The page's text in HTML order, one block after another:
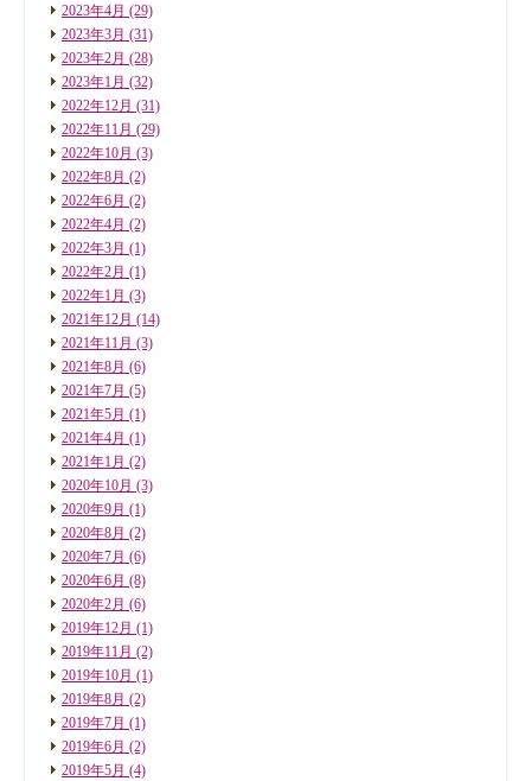
2023年4月 (29)
2023年3月 (31)
2023年2月 (28)
2023年1月 (32)
2022年12月 (31)
2022年11月 (29)
2022年10月 (3)
2022年8月 (2)
2022年6月 (2)
2022年4月 (2)
2022年3月 (1)
2022年2月 (1)
2022年1月 (3)
2021年12月 (14)
2021年11月 (3)
2021年8月 (6)
2021年7月 (5)
2021年5月 (1)
2021年4月 (1)
2021年1月 (2)
2020年10月 (3)
2020年9月 (1)
2020年8月 (2)
2020年7月 (6)
2020年6月 (8)
2020年2月 (6)
2019年12月 (1)
2019年11月 (2)
2019年10月 (1)
2019年8月 (2)
2019年7月 (1)
2019年6月 (2)
2019年5月 (4)